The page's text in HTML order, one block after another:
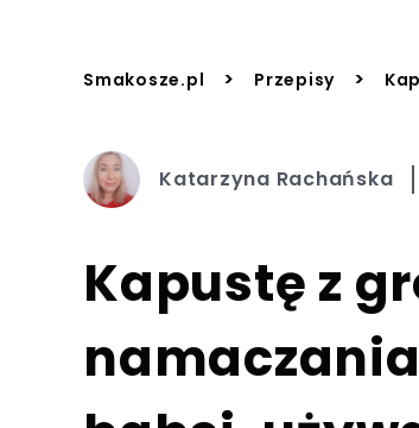
Smakosze.pl > Przepisy >
Katarzyna Rachańska
Kapustę z